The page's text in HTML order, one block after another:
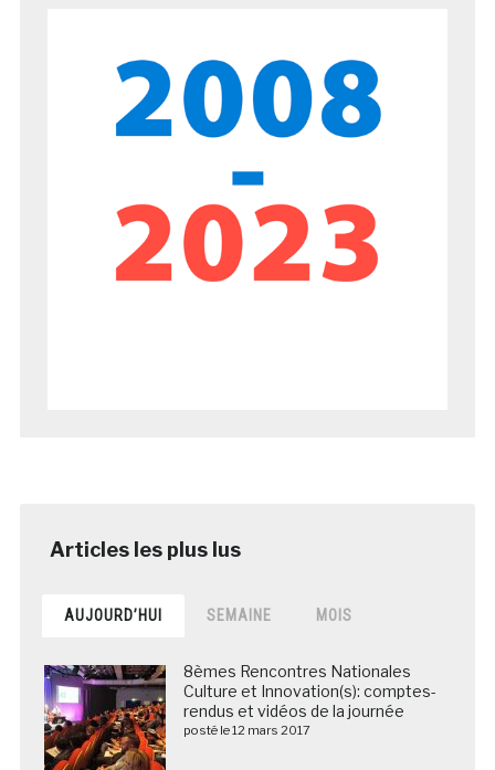
AUJOURD’HUI SEMAINE MOIS
8èmes Rencontres Nationales
Culture et Innovation(s): comptes-
rendus et vidéos de la journée
posté le 12 mars 2017